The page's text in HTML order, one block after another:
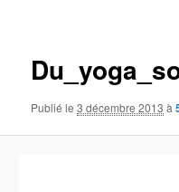
Publié le3 décembre 2013 à